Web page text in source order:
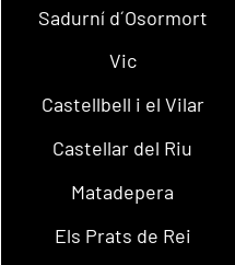
Sadurní d´Osormort
Vic
Castellbell i el Vilar
Castellar del Riu
Matadepera
Els Prats de Rei